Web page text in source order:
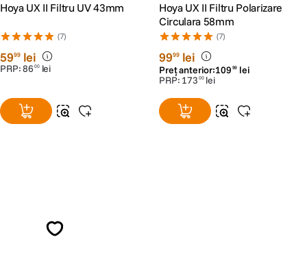
Hoya UX II Filtru UV 43mm
(7)
5999 lei
PRP:86 00 lei
Hoya UX II Filtru Polarizare
Circulara 58mm
(7)
9999 lei
Preț anterior:109 99 lei
PRP: 173 00 lei